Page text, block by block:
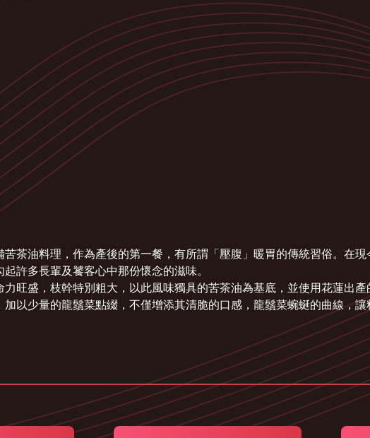
茶油料理，作為產後的第一餐，有所謂「壓腹」暖胃的傳統習俗。在
許多長輩及饕客心中那份懷念的滋味。
旺盛，枝幹特別粗大，以此風味獨具的苦茶油為基底，並使用花蓮出
以少量的龍鬚菜點綴，不僅增添其清脆的口感，龍鬚菜蜿蜒的曲線，